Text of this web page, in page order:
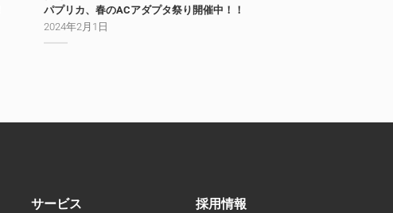
パプリカ、春のACアダプタ祭り開催中！！
2024年2月1日
サービス 採用情報